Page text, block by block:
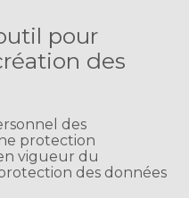
pour
des
des
protection
vigueur du
des données